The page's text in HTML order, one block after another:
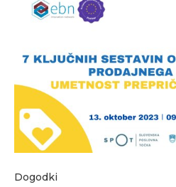
Dogodki